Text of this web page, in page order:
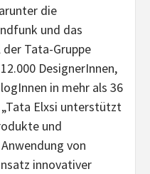
die
und das
der Tata-Gruppe
DesignerInnen,
in mehr als 36
Elxsi unterstützt
und
von
innovativer